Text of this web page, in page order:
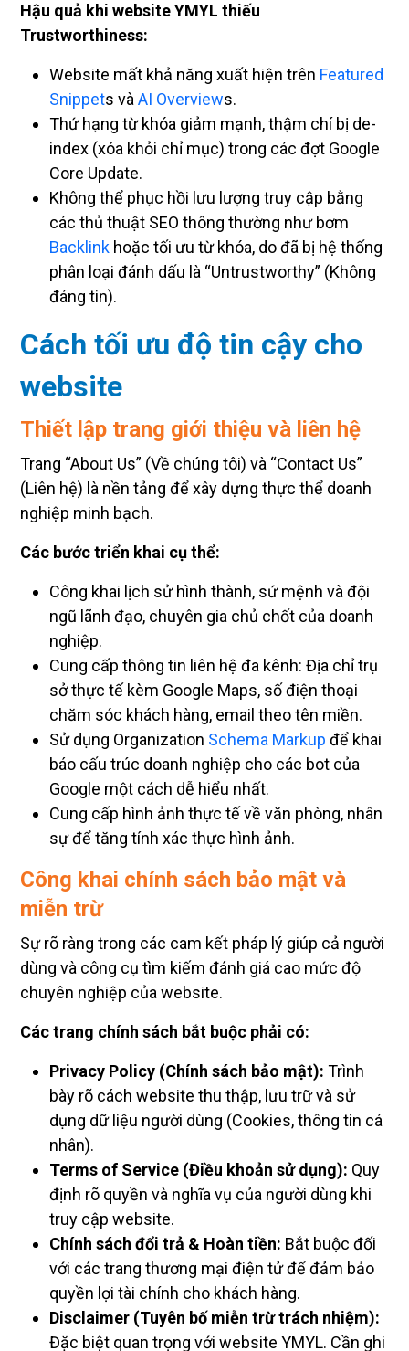
Hậu quả khi website YMYL thiếu
Trustworthiness:
Website mất khả năng xuất hiện trên Featured
Snippets vàAI Overviews.
Thứ hạng từ khóa giảm mạnh, thậm chí bị de-
index (xóa khỏi chỉ mục) trong các đợt Google
Core Update.
Không thể phục hồi lưu lượng truy cập bằng
các thủ thuật SEO thông thường như bơm
Backlink hoặc tối ưu từ khóa, do đã bị hệ thống
phân loại đánh dấu là “Untrustworthy” (Không
đáng tin).
Cách tối ưu độ tin cậy cho
website
Thiết lập trang giới thiệu và liên hệ
Trang “About Us” (Về chúng tôi) và “Contact Us”
(Liên hệ) là nền tảng để xây dựng thực thể doanh
nghiệp minh bạch.
Các bước triển khai cụ thể:
Công khai lịch sử hình thành, sứ mệnh và đội
ngũ lãnh đạo, chuyên gia chủ chốt của doanh
nghiệp.
Cung cấp thông tin liên hệ đa kênh: Địa chỉ trụ
sở thực tế kèm Google Maps, số điện thoại
chăm sóc khách hàng, email theo tên miền.
Sử dụng Organization Schema Markup để khai
báo cấu trúc doanh nghiệp cho các bot của
Google một cách dễ hiểu nhất.
Cung cấp hình ảnh thực tế về văn phòng, nhân
sự để tăng tính xác thực hình ảnh.
Công khai chính sách bảo mật và
miễn trừ
Sự rõ ràng trong các cam kết pháp lý giúp cả người
dùng và công cụ tìm kiếm đánh giá cao mức độ
chuyên nghiệp của website.
Các trang chính sách bắt buộc phải có:
Privacy Policy (Chính sách bảo mật): Trình
bày rõ cách website thu thập, lưu trữ và sử
dụng dữ liệu người dùng (Cookies, thông tin cá
nhân).
Terms of Service (Điều khoản sử dụng): Quy
định rõ quyền và nghĩa vụ của người dùng khi
truy cập website.
Chính sách đổi trả & Hoàn tiền: Bắt buộc đối
với các trang thương mại điện tử để đảm bảo
quyền lợi tài chính cho khách hàng.
Disclaimer (Tuyên bố miễn trừ trách nhiệm):
Đặc biệt quan trọng với website YMYL. Cần ghi